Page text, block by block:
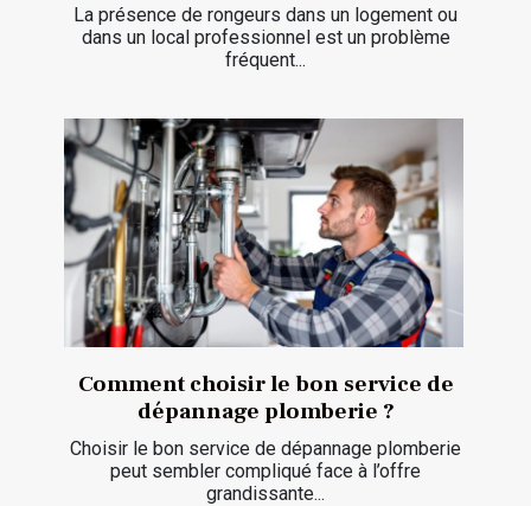
La présence de rongeurs dans un logement ou
dans un local professionnel est un problème
fréquent...
Comment choisir le bon service de
dépannage plomberie ?
Choisir le bon service de dépannage plomberie
peut sembler compliqué face à l’offre
grandissante...